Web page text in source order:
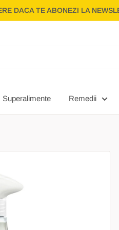
DACA TE ABONEZI LA
Superalimente Remedii